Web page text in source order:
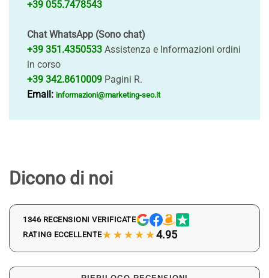
+39 055.7478543
Chat WhatsApp (Sono chat)
+39 351.4350533 Assistenza e Informazioni ordini
in corso
+39 342.8610009 Pagini R.
Email: informazioni@marketing-seo.it
Dicono di noi
1346 RECENSIONI VERIFICATE
RATING ECCELLENTE★★★★★4.95